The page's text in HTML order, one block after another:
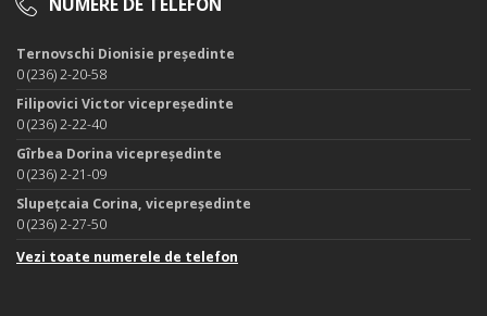
Ternovschi Dionisie președinte
0 (236) 2-20-58
Filipovici Victor vicepreședinte
0 (236) 2-22-40
Gîrbea Dorina vicepreședinte
0 (236) 2-21-09
Slupețcaia Corina, vicepreședinte
0 (236) 2-27-50
Vezi toate numerele de telefon